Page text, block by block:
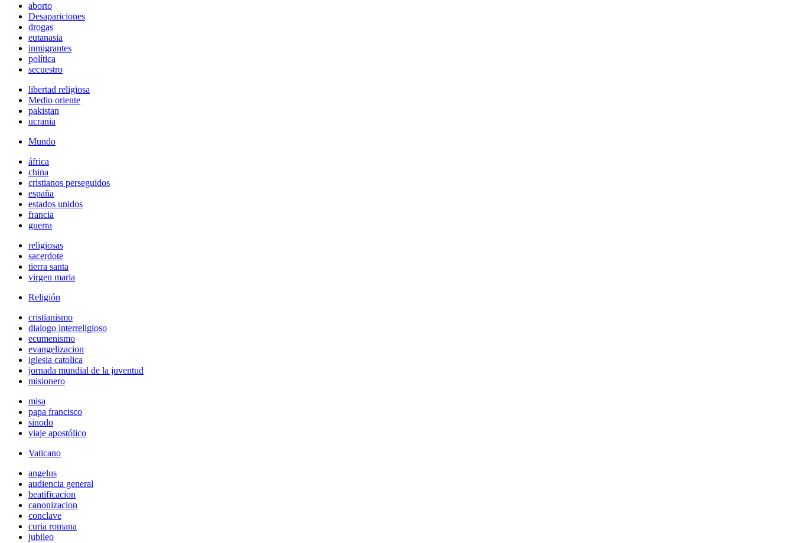
aborto
Desapariciones
drogas
eutanasia
inmigrantes
política
secuestro
libertad religiosa
Medio oriente
pakistan
ucrania
Mundo
áfrica
china
cristianos perseguidos
españa
estados unidos
francia
guerra
religiosas
sacerdote
tierra santa
virgen maria
Religión
cristianismo
dialogo interreligioso
ecumenismo
evangelizacion
iglesia catolica
jornada mundial de la juventud
misionero
misa
papa francisco
sinodo
viaje apostólico
Vaticano
angelus
audiencia general
beatificacion
canonizacion
conclave
curia romana
jubileo